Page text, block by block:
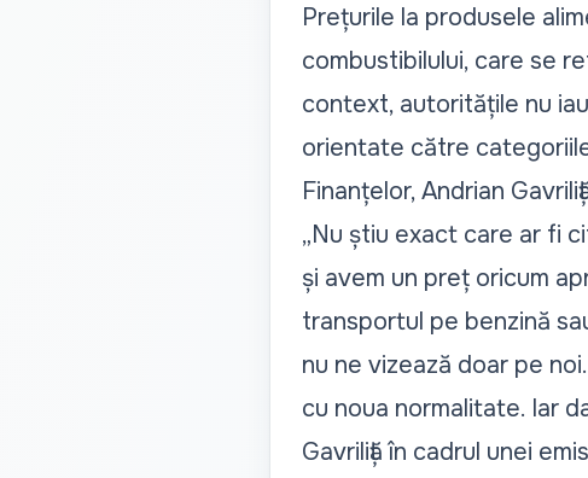
Prețurile la produsele
combustibilului, care se
context, autoritățile nu
orientate către
Finanțelor, Andrian
„Nu știu exact care ar fi
și avem un preț oricum
transportul pe benzină
nu ne vizează doar pe
cu noua normalitate. Iar
Gavriliță în cadrul unei